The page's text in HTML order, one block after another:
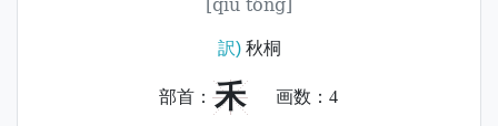
[qiū tóng]
訳)秋桐
部首： 禾 画数： 4